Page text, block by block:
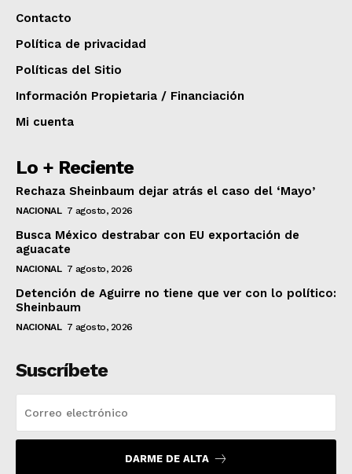
Contacto
Política de privacidad
Políticas del Sitio
Información Propietaria / Financiación
Mi cuenta
Lo + Reciente
Rechaza Sheinbaum dejar atrás el caso del ‘Mayo’
NACIONAL 7 agosto, 2026
Busca México destrabar con EU exportación de
aguacate
NACIONAL 7 agosto, 2026
Detención de Aguirre no tiene que ver con lo político:
Sheinbaum
NACIONAL 7 agosto, 2026
Suscríbete
DARME DE ALTA